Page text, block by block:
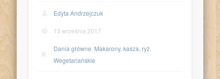
Edyta Andrzejczuk
13 września 2017
Dania główne Makarony, kasza, ryż
Wegetariańskie